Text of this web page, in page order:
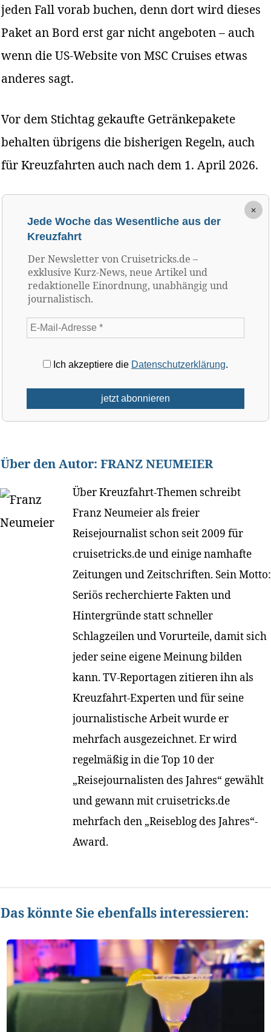
jeden Fall vorab buchen, denn dort wird dieses
Paket an Bord erst gar nicht angeboten – auch
wenn die US-Website von MSC Cruises etwas
anderes sagt.
Vor dem Stichtag gekaufte Getränkepakete
behalten übrigens die bisherigen Regeln, auch
für Kreuzfahrten auch nach dem 1. April 2026.
×
Jede Woche das Wesentliche aus der
Kreuzfahrt
Der Newsletter von Cruisetricks.de –
exklusive Kurz-News, neue Artikel und
redaktionelle Einordnung, unabhängig und
journalistisch.
Ich akzeptiere die Datenschutzerklärung.
Über den Autor: FRANZ NEUMEIER
Über Kreuzfahrt-Themen schreibt
Franz Neumeier als freier
Reisejournalist schon seit 2009 für
cruisetricks.de und einige namhafte
Zeitungen und Zeitschriften. Sein Motto:
Seriös recherchierte Fakten und
Hintergründe statt schneller
Schlagzeilen und Vorurteile, damit sich
jeder seine eigene Meinung bilden
kann. TV-Reportagen zitieren ihn als
Kreuzfahrt-Experten und für seine
journalistische Arbeit wurde er
mehrfach ausgezeichnet. Er wird
regelmäßig in die Top 10 der
„Reisejournalisten des Jahres“ gewählt
und gewann mit cruisetricks.de
mehrfach den „Reiseblog des Jahres“-
Award.
Das könnte Sie ebenfalls interessieren: